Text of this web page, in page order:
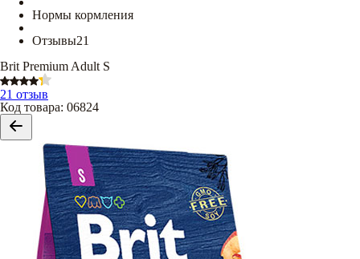
Нормы кормления
Отзывы21
Brit Premium Adult S
21 отзыв
Код товара: 06824